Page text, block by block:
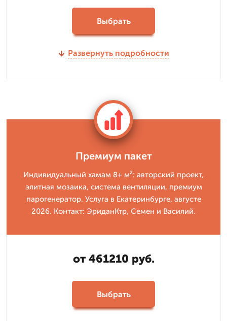
Выбрать
Развернуть подробности
Премиум пакет
Индивидуальный хамам 8+ м²: авторский проект,
элитная мозаика, система вентиляции, премиум
парогенератор. Услуга в Екатеринбурге, августе
2026. Контакт: ЭриданКтр, Семен и Василий.
от 461210 руб.
Выбрать